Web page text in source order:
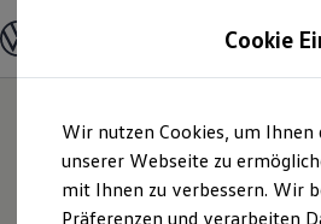
Hauptinhalt
springen
Footer
springen
Modelle und Konfigurator
Modelle vergleichen
Elektroautos
ENERGY Sondermodelle
Nutzfahrzeuge
SUV und CUV
Cookie
Wir nutzen Cookies, um
unserer Webseite zu
mit Ihnen zu verbessern. Wir
Präferenzen und verarbeiten